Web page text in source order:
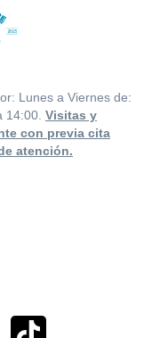
Lunes a Viernes de:
14:00. Visitas y
con previa cita
atención.
LinkedIn